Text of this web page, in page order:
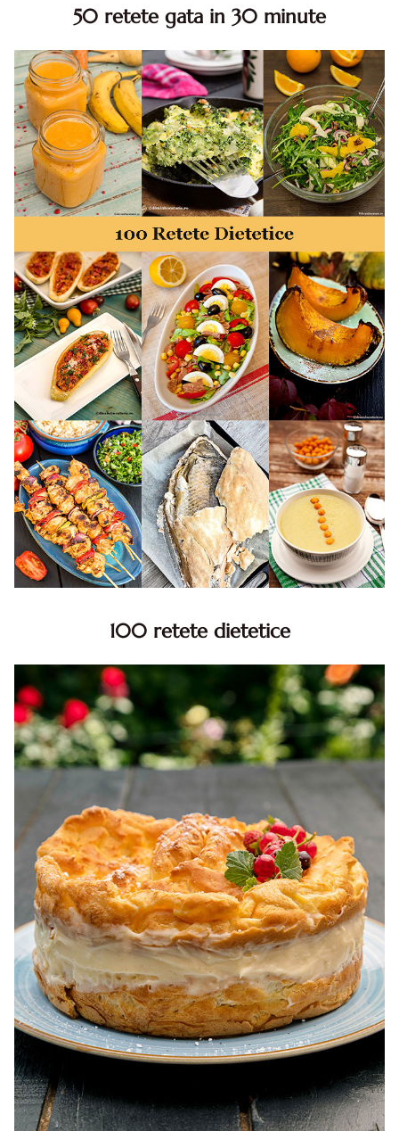
50 retete gata in 30 minute
minute. Retete rapide. Retete rapide de mancare. Idei
retete mancare rapid
100 retete dietetice
dietetice. Idei retete dietetice. 100 Retete mancare
pentru dieta.